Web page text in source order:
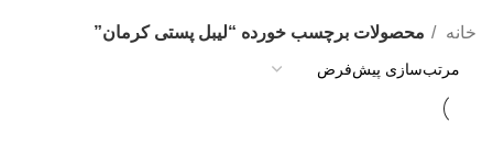
خانه محصولات برچسب خورده “لیبل پستی کرمان”